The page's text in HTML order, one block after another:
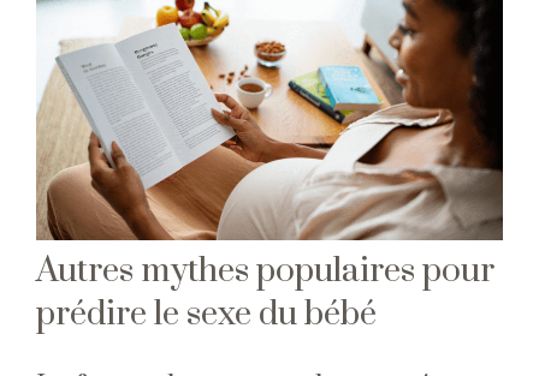
Autres mythes populaires pour
prédire le sexe du bébé